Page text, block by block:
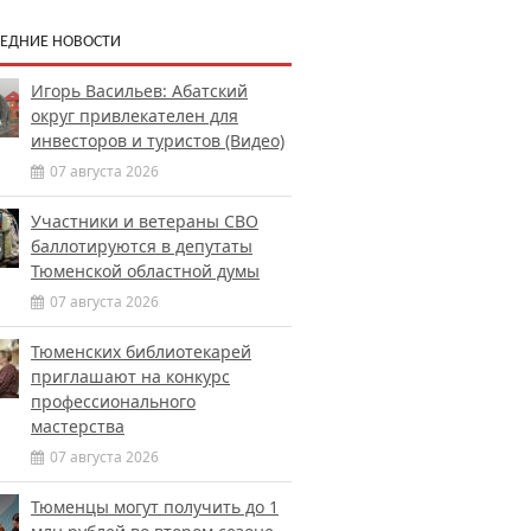
НОВОСТИ
Игорь Васильев: Абатский
округ привлекателен для
инвесторов и туристов (Видео)
07 августа 2026
Участники и ветераны СВО
баллотируются в депутаты
Тюменской областной думы
07 августа 2026
Тюменских библиотекарей
приглашают на конкурс
профессионального
мастерства
07 августа 2026
Тюменцы могут получить до 1